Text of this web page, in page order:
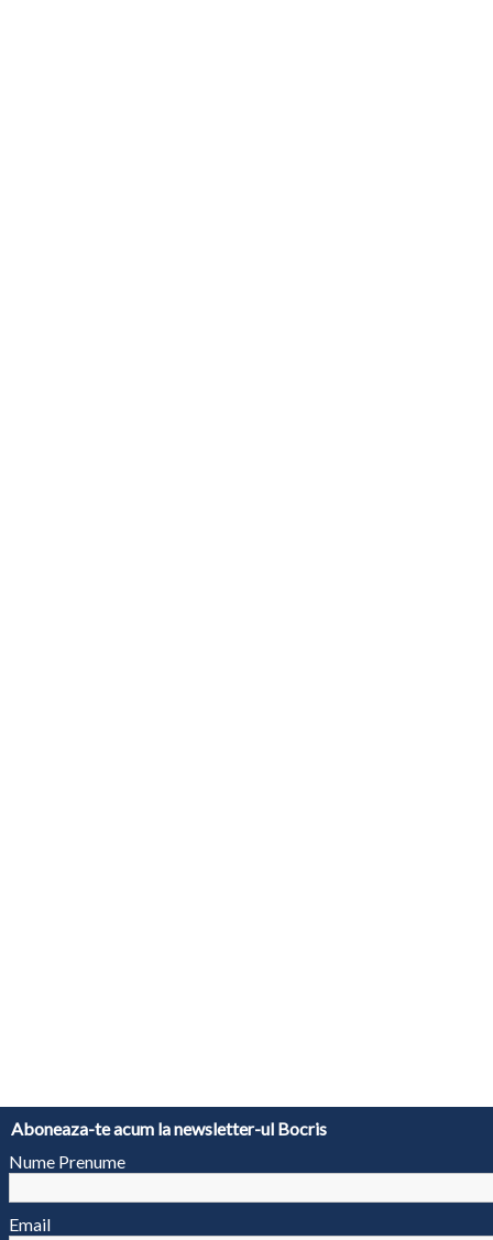
Aboneaza-te acum la newsletter-ul Bocris
Nume Prenume
Email